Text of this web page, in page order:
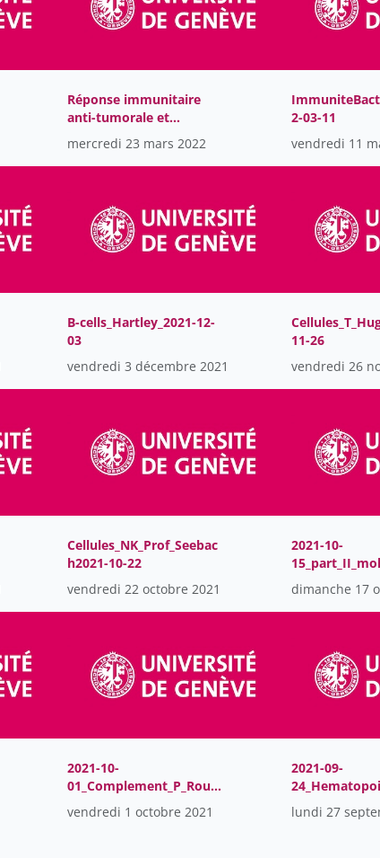
Réponse immunitaire
anti-tumorale et
immunothérapie_2022-
03-18
mercredi 23 mars 2022
2-03-11
vendredi 11
B-cells_Hartley_2021-12-
03
vendredi 3 décembre 2021
11-26
vendredi 26
Cellules_NK_Prof_Seebac
h2021-10-22
vendredi 22 octobre 2021
2021-10-
esions_Hartley
dimanche 17
2021-10-
01_Complement_P_Roux-
Lombard
vendredi 1 octobre 2021
2021-09-
nd
lundi 27